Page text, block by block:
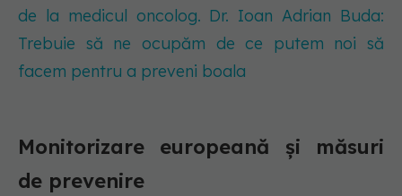
de la medicul oncolog. Dr. Ioan Adrian Buda:
Trebuie să ne ocupăm de ce putem noi să
facem pentru a preveni boala
Monitorizare europeană și măsuri
de prevenire